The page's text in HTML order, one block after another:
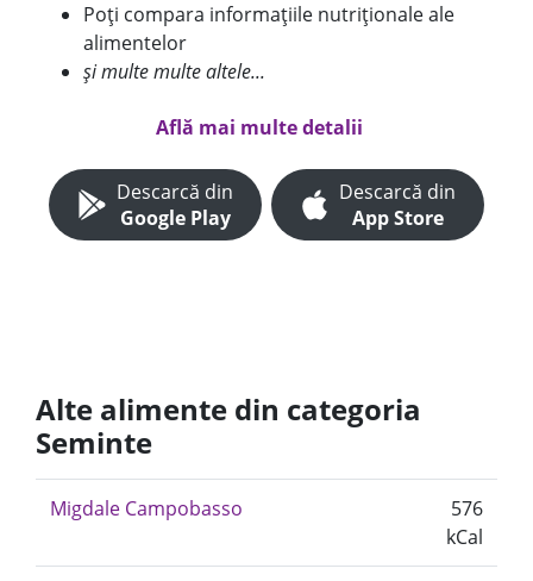
Poți compara informațiile nutriționale ale
alimentelor
și multe multe altele...
Află mai multe detalii
Descarcă din
Google Play
Descarcă din
App Store
Alte alimente din categoria
Seminte
Migdale Campobasso
576
kCal